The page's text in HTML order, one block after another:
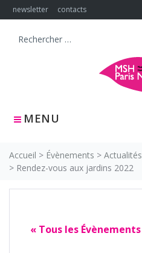
Skip
to
newsletter contacts
MENU
Search
Accueil > Évènements > Actualités
> Rendez-vous aux jardins 2022
« Tous les Évènements